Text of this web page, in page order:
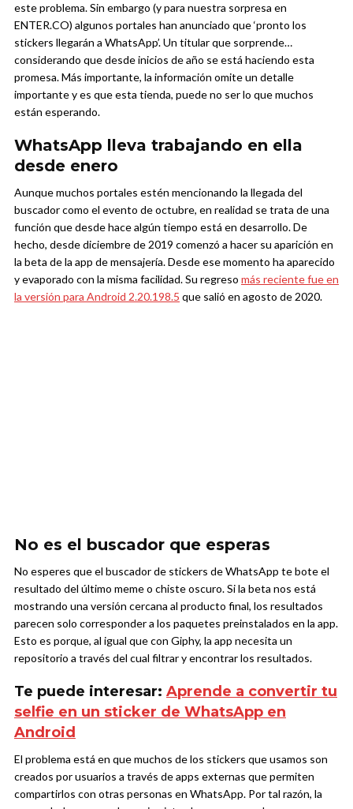
este problema. Sin embargo (y para nuestra sorpresa en
ENTER.CO) algunos portales han anunciado que ‘pronto los
stickers llegarán a WhatsApp’. Un titular que sorprende…
considerando que desde inicios de año se está haciendo esta
promesa. Más importante, la información omite un detalle
importante y es que esta tienda, puede no ser lo que muchos
están esperando.
WhatsApp lleva trabajando en ella
desde enero
Aunque muchos portales estén mencionando la llegada del
buscador como el evento de octubre, en realidad se trata de una
función que desde hace algún tiempo está en desarrollo. De
hecho, desde diciembre de 2019 comenzó a hacer su aparición en
la beta de la app de mensajería. Desde ese momento ha aparecido
y evaporado con la misma facilidad. Su regreso más reciente fue en
la versión para Android 2.20.198.5 que salió en agosto de 2020.
No es el buscador que esperas
No esperes que el buscador de stickers de WhatsApp te bote el
resultado del último meme o chiste oscuro. Si la beta nos está
mostrando una versión cercana al producto final, los resultados
parecen solo corresponder a los paquetes preinstalados en la app.
Esto es porque, al igual que con Giphy, la app necesita un
repositorio a través del cual filtrar y encontrar los resultados.
Te puede interesar: Aprende a convertir tu
selfie en un sticker de WhatsApp en
Android
El problema está en que muchos de los stickers que usamos son
creados por usuarios a través de apps externas que permiten
compartirlos con otras personas en WhatsApp. Por tal razón, la